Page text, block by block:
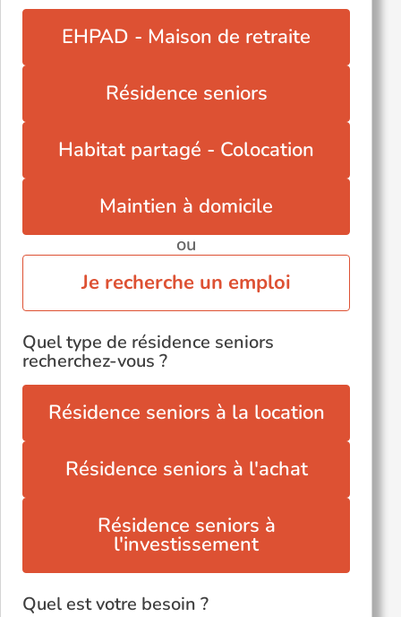
EHPAD - Maison de retraite
Résidence seniors
Habitat partagé - Colocation
Maintien à domicile
ou
Je recherche un emploi
Quel type de résidence seniors
recherchez-vous ?
Résidence seniors à la location
Résidence seniors à l'achat
Résidence seniors à
l'investissement
Quel est votre besoin ?